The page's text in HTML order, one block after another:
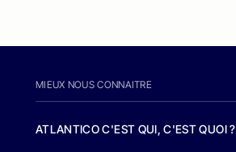
MIEUX NOUS CONNAITRE
ATLANTICO C'EST QUI, C'EST QUOI ?